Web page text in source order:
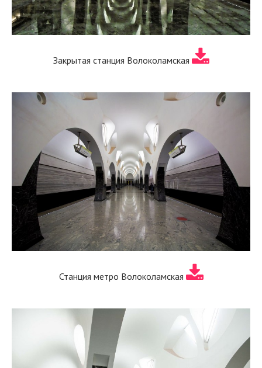
Закрытая станция Волоколамская
Станция метро Волоколамская